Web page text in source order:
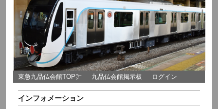
東急九品仏会館TOP㌻ 九品仏会館掲示板 ログイン
インフォメーション